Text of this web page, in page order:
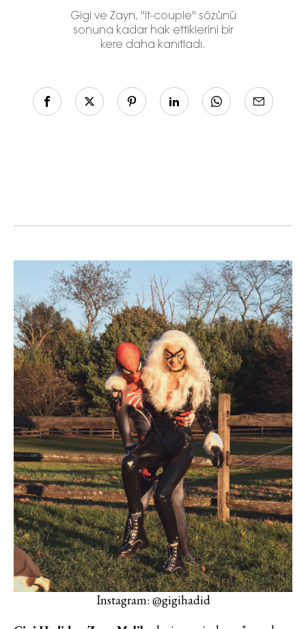
Gigi ve Zayn, ''it-couple'' sözünü
sonuna kadar hak ettiklerini bir
kere daha kanıtladı.
Instagram: @gigihadid